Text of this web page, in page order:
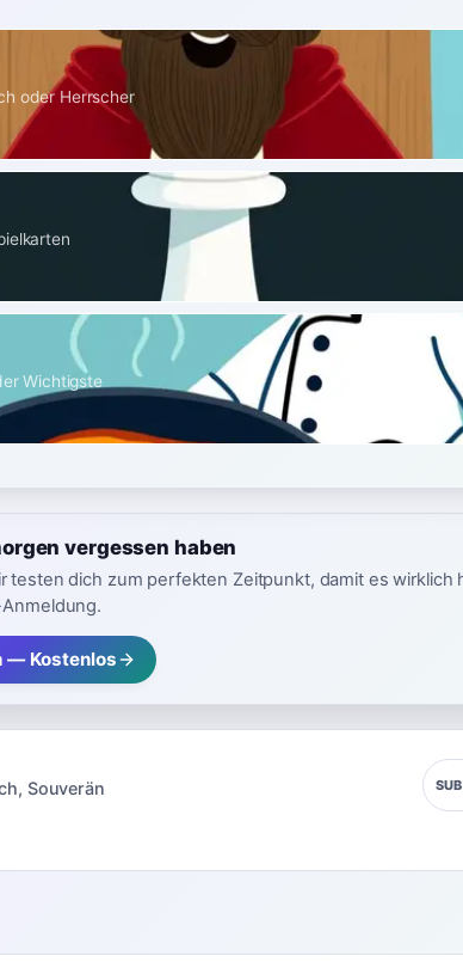
oder Herrscher
Wichtigste
vergessen haben
testen dich zum perfekten Zeitpunkt, damit es wirklich
— Kostenlos
, Souverän